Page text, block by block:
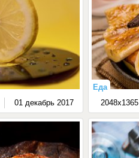
01 декабрь 2017
Еда
2048x1365